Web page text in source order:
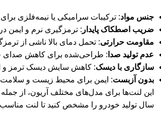
جنس مواد: ترکیبات سرامیکی یا نیمه‌فلزی
ضریب اصطکاک پایدار : ترمزگیری نرم و ایمن
مقاومت حرارتی: تحمل دمای بالا ناشی از
عدم تولید صدا : طراحی‌شده برای کاهش صدای
سازگاری با دیسک: کاهش سایش دیسک ترمز و
بدون آزبست: ایمن برای محیط زیست و
سال تولید خودرو را مشخص کنید تا لنت مناسب